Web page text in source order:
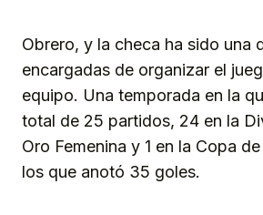
Obrero, y la checa ha sido una
encargadas de organizar el
equipo. Una temporada en la
total de 25 partidos, 24 en la
Oro Femenina y 1 en la Copa
los que anotó 35 goles.